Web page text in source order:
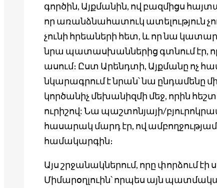
գործին, Այքմանին, ով բազմիցս
որ առանձնահատուկ ատելություն
չունի հրեաների հետ, և որ նա
նրա պատասխաններից գտնում էր, որ
ասում։ Ըստ Արենդտի, Այքմանը ոչ
նկարագրում է նրան՝ նա ընդամենը
կործանիչ մեխանիզմի մեջ, որին
ուրիշով: Նա պաշտոնյայի/
հասարակ մարդ էր, ով
համակարգին։
Այս շրջանակներում, որը փորձում
Միմարօղլուին՝ որպես այն